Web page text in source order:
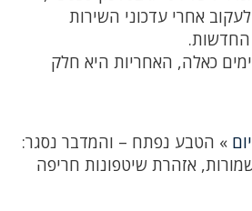
אחרי עדכוני השירות
החדשות.
כאלה, האחריות היא חלק
» הטבע נפתח – והמדבר נסגר:
בשמורות, אזהרת שיטפונות חריפה